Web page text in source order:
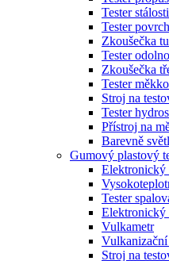
Tester
Tester
Zkoušečka
Tester
Zkoušečka
Tester
Stroj na
Tester
Přístroj na
Barevně
Gumový plastový
Elektronický
Tester
Elektronický
Vulkametr
Stroj na